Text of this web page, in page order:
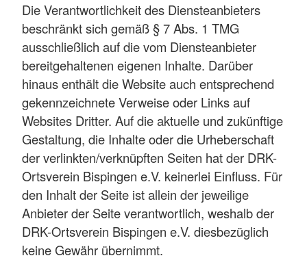
Die Verantwortlichkeit des Diensteanbieters
beschränkt sich gemäß § 7 Abs. 1 TMG
ausschließlich auf die vom Diensteanbieter
bereitgehaltenen eigenen Inhalte. Darüber
hinaus enthält die Website auch entsprechend
gekennzeichnete Verweise oder Links auf
Websites Dritter. Auf die aktuelle und zukünftige
Gestaltung, die Inhalte oder die Urheberschaft
der verlinkten/verknüpften Seiten hat der DRK-
Ortsverein Bispingen e.V. keinerlei Einfluss. Für
den Inhalt der Seite ist allein der jeweilige
Anbieter der Seite verantwortlich, weshalb der
DRK-Ortsverein Bispingen e.V. diesbezüglich
keine Gewähr übernimmt.